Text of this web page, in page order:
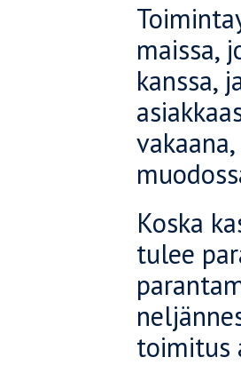
maissa,
kanssa,
Koska
tulee
toimitus